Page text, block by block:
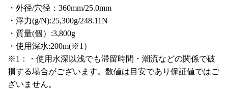
・外径/穴径：360mm/25.0mm
・浮力(g/N):25,300g/248.11N
・質量(個）:3,800g
・使用深水:200m(※1）
※1：・使用水深以浅でも滞留時間・潮流などの関係で破
損する場合がございます。数値は目安であり保証値ではご
ざいません。